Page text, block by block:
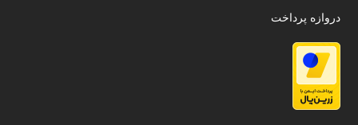
دروازه پرداخت